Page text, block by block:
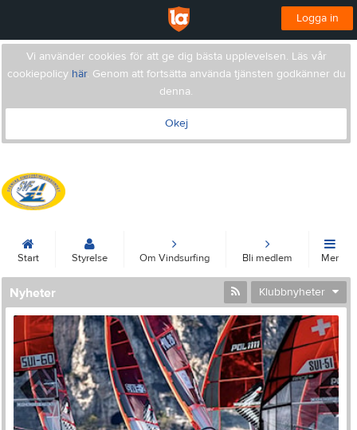
Logga in
Vi använder cookies för att ge dig bästa upplevelsen. Läs vår
cookiepolicy här. Genom att fortsätta använda tjänsten godkänner du
denna.
Okej
Start Styrelse Om Vindsurfing Bli medlem Mer
Nyheter Klubbnyheter